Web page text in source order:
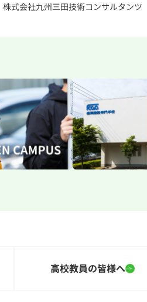
株式会社九州三田技術コンサルタンツ
高校教員の皆様へ